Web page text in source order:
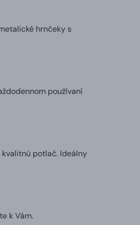
hrnčeky s
používaní
potlač. Ideálny
k Vám.